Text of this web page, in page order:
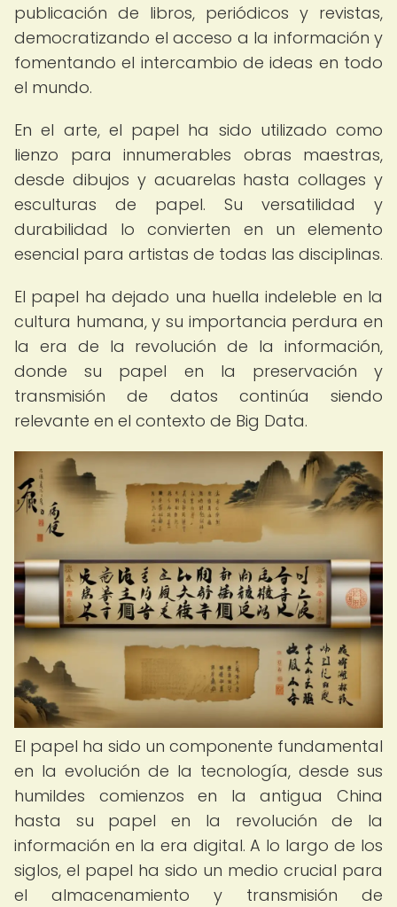
publicación de libros, periódicos y revistas,
democratizando el acceso a la información y
fomentando el intercambio de ideas en todo
el mundo.
En el arte, el papel ha sido utilizado como
lienzo para innumerables obras maestras,
desde dibujos y acuarelas hasta collages y
esculturas de papel. Su versatilidad y
durabilidad lo convierten en un elemento
esencial para artistas de todas las disciplinas.
El papel ha dejado una huella indeleble en la
cultura humana, y su importancia perdura en
la era de la revolución de la información,
donde su papel en la preservación y
transmisión de datos continúa siendo
relevante en el contexto de Big Data.
El papel ha sido un componente fundamental
en la evolución de la tecnología, desde sus
humildes comienzos en la antigua China
hasta su papel en la revolución de la
información en la era digital. A lo largo de los
siglos, el papel ha sido un medio crucial para
el almacenamiento y transmisión de